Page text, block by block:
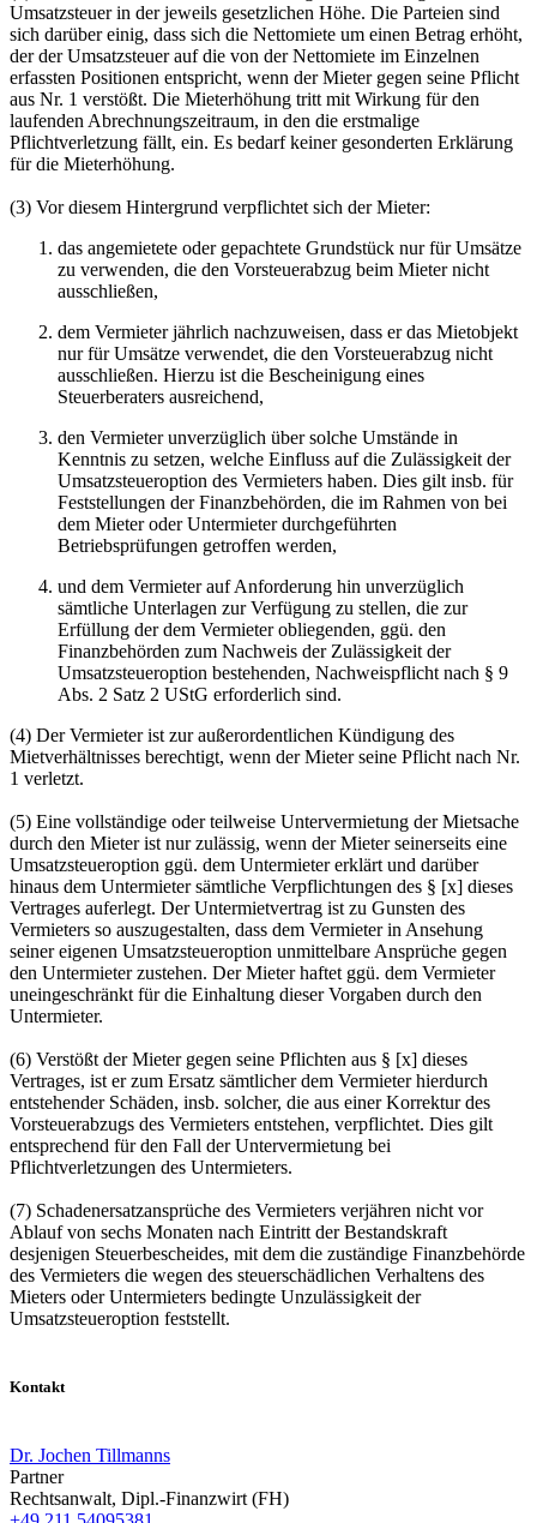
Umsatzsteuer in der jeweils gesetzlichen Höhe. Die Parteien sind
sich darüber einig, dass sich die Nettomiete um einen Betrag erhöht,
der der Umsatzsteuer auf die von der Nettomiete im Einzelnen
erfassten Positionen entspricht, wenn der Mieter gegen seine Pflicht
aus Nr. 1 verstößt. Die Mieterhöhung tritt mit Wirkung für den
laufenden Abrechnungszeitraum, in den die erstmalige
Pflichtverletzung fällt, ein. Es bedarf keiner gesonderten Erklärung
für die Mieterhöhung.
(3) Vor diesem Hintergrund verpflichtet sich der Mieter:
das angemietete oder gepachtete Grundstück nur für Umsätze
zu verwenden, die den Vorsteuerabzug beim Mieter nicht
ausschließen,
dem Vermieter jährlich nachzuweisen, dass er das Mietobjekt
nur für Umsätze verwendet, die den Vorsteuerabzug nicht
ausschließen. Hierzu ist die Bescheinigung eines
Steuerberaters ausreichend,
den Vermieter unverzüglich über solche Umstände in
Kenntnis zu setzen, welche Einfluss auf die Zulässigkeit der
Umsatzsteueroption des Vermieters haben. Dies gilt insb. für
Feststellungen der Finanzbehörden, die im Rahmen von bei
dem Mieter oder Untermieter durchgeführten
Betriebsprüfungen getroffen werden,
und dem Vermieter auf Anforderung hin unverzüglich
sämtliche Unterlagen zur Verfügung zu stellen, die zur
Erfüllung der dem Vermieter obliegenden, ggü. den
Finanzbehörden zum Nachweis der Zulässigkeit der
Umsatzsteueroption bestehenden, Nachweispflicht nach § 9
Abs. 2 Satz 2 UStG erforderlich sind.
(4) Der Vermieter ist zur außerordentlichen Kündigung des
Mietverhältnisses berechtigt, wenn der Mieter seine Pflicht nach Nr.
1 verletzt.
(5) Eine vollständige oder teilweise Untervermietung der Mietsache
durch den Mieter ist nur zulässig, wenn der Mieter seinerseits eine
Umsatzsteueroption ggü. dem Untermieter erklärt und darüber
hinaus dem Untermieter sämtliche Verpflichtungen des § [x] dieses
Vertrages auferlegt. Der Untermietvertrag ist zu Gunsten des
Vermieters so auszugestalten, dass dem Vermieter in Ansehung
seiner eigenen Umsatzsteueroption unmittelbare Ansprüche gegen
den Untermieter zustehen. Der Mieter haftet ggü. dem Vermieter
uneingeschränkt für die Einhaltung dieser Vorgaben durch den
Untermieter.
(6) Verstößt der Mieter gegen seine Pflichten aus § [x] dieses
Vertrages, ist er zum Ersatz sämtlicher dem Vermieter hierdurch
entstehender Schäden, insb. solcher, die aus einer Korrektur des
Vorsteuerabzugs des Vermieters entstehen, verpflichtet. Dies gilt
entsprechend für den Fall der Untervermietung bei
Pflichtverletzungen des Untermieters.
(7) Schadenersatzansprüche des Vermieters verjähren nicht vor
Ablauf von sechs Monaten nach Eintritt der Bestandskraft
desjenigen Steuerbescheides, mit dem die zuständige Finanzbehörde
des Vermieters die wegen des steuerschädlichen Verhaltens des
Mieters oder Untermieters bedingte Unzulässigkeit der
Umsatzsteueroption feststellt.
Kontakt
Dr. Jochen Tillmanns
Partner
Rechtsanwalt, Dipl.-Finanzwirt (FH)